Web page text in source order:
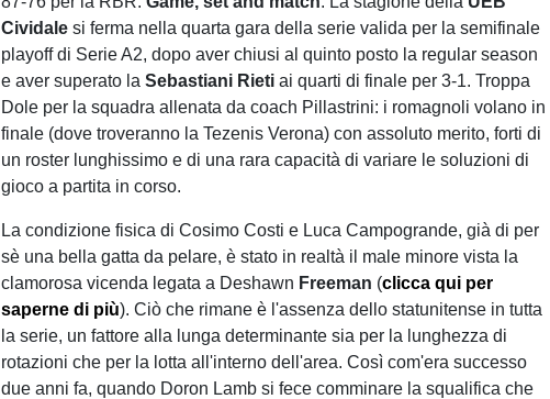
Cividale si ferma nella quarta gara della serie valida per la semifinale
playoff di Serie A2, dopo aver chiusi al quinto posto la regular season
e aver superato laSebastiani Rietiai quarti di finale per 3-1. Troppa
Dole per la squadra allenata da coach Pillastrini: i romagnoli volano in
finale (dove troveranno la Tezenis Verona) con assoluto merito, forti di
un roster lunghissimo e di una rara capacità di variare le soluzioni di
gioco a partita in corso.
La condizione fisica di Cosimo Costi e Luca Campogrande, già di per
sè una bella gatta da pelare, è stato in realtà il male minore vista la
clamorosa vicenda legata a Deshawn Freeman (clicca qui per
saperne di più). Ciò che rimane è l'assenza dello statunitense in tutta
la serie, un fattore alla lunga determinante sia per la lunghezza di
rotazioni che per la lotta all'interno dell'area. Così com'era successo
due anni fa, quando Doron Lamb si fece comminare la squalifica che